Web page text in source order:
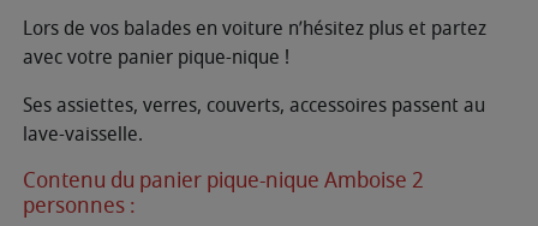
Lors de vos balades en voiture n’hésitez plus et partez
avec votre panier pique-nique !
Ses assiettes, verres, couverts, accessoires passent au
lave-vaisselle.
Contenu du panier pique-nique Amboise 2
personnes :